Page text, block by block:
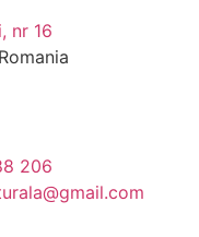
nr 16
206